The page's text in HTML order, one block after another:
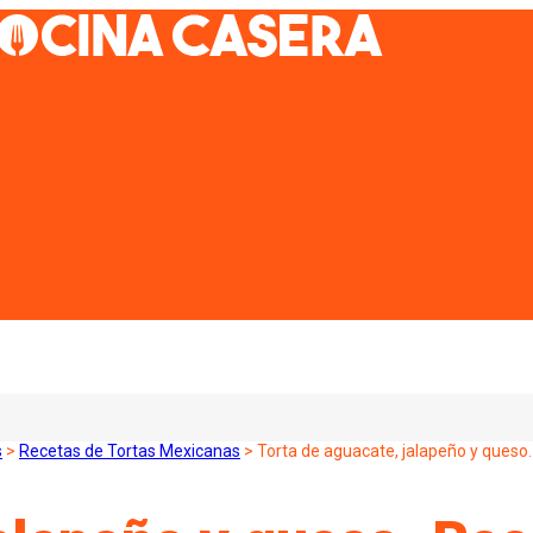
> Recetas de Tortas Mexicanas > Torta de aguacate, jalapeño y